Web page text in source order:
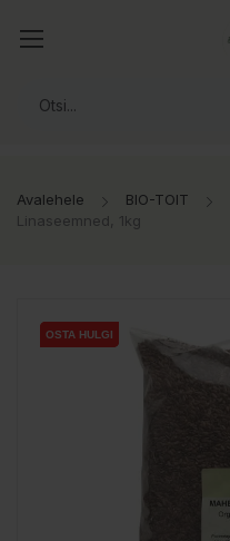
Avalehele BIO-TOIT
Linaseemned, 1kg
OSTA HULGI
OSTA HULGI
OSTA HULGI